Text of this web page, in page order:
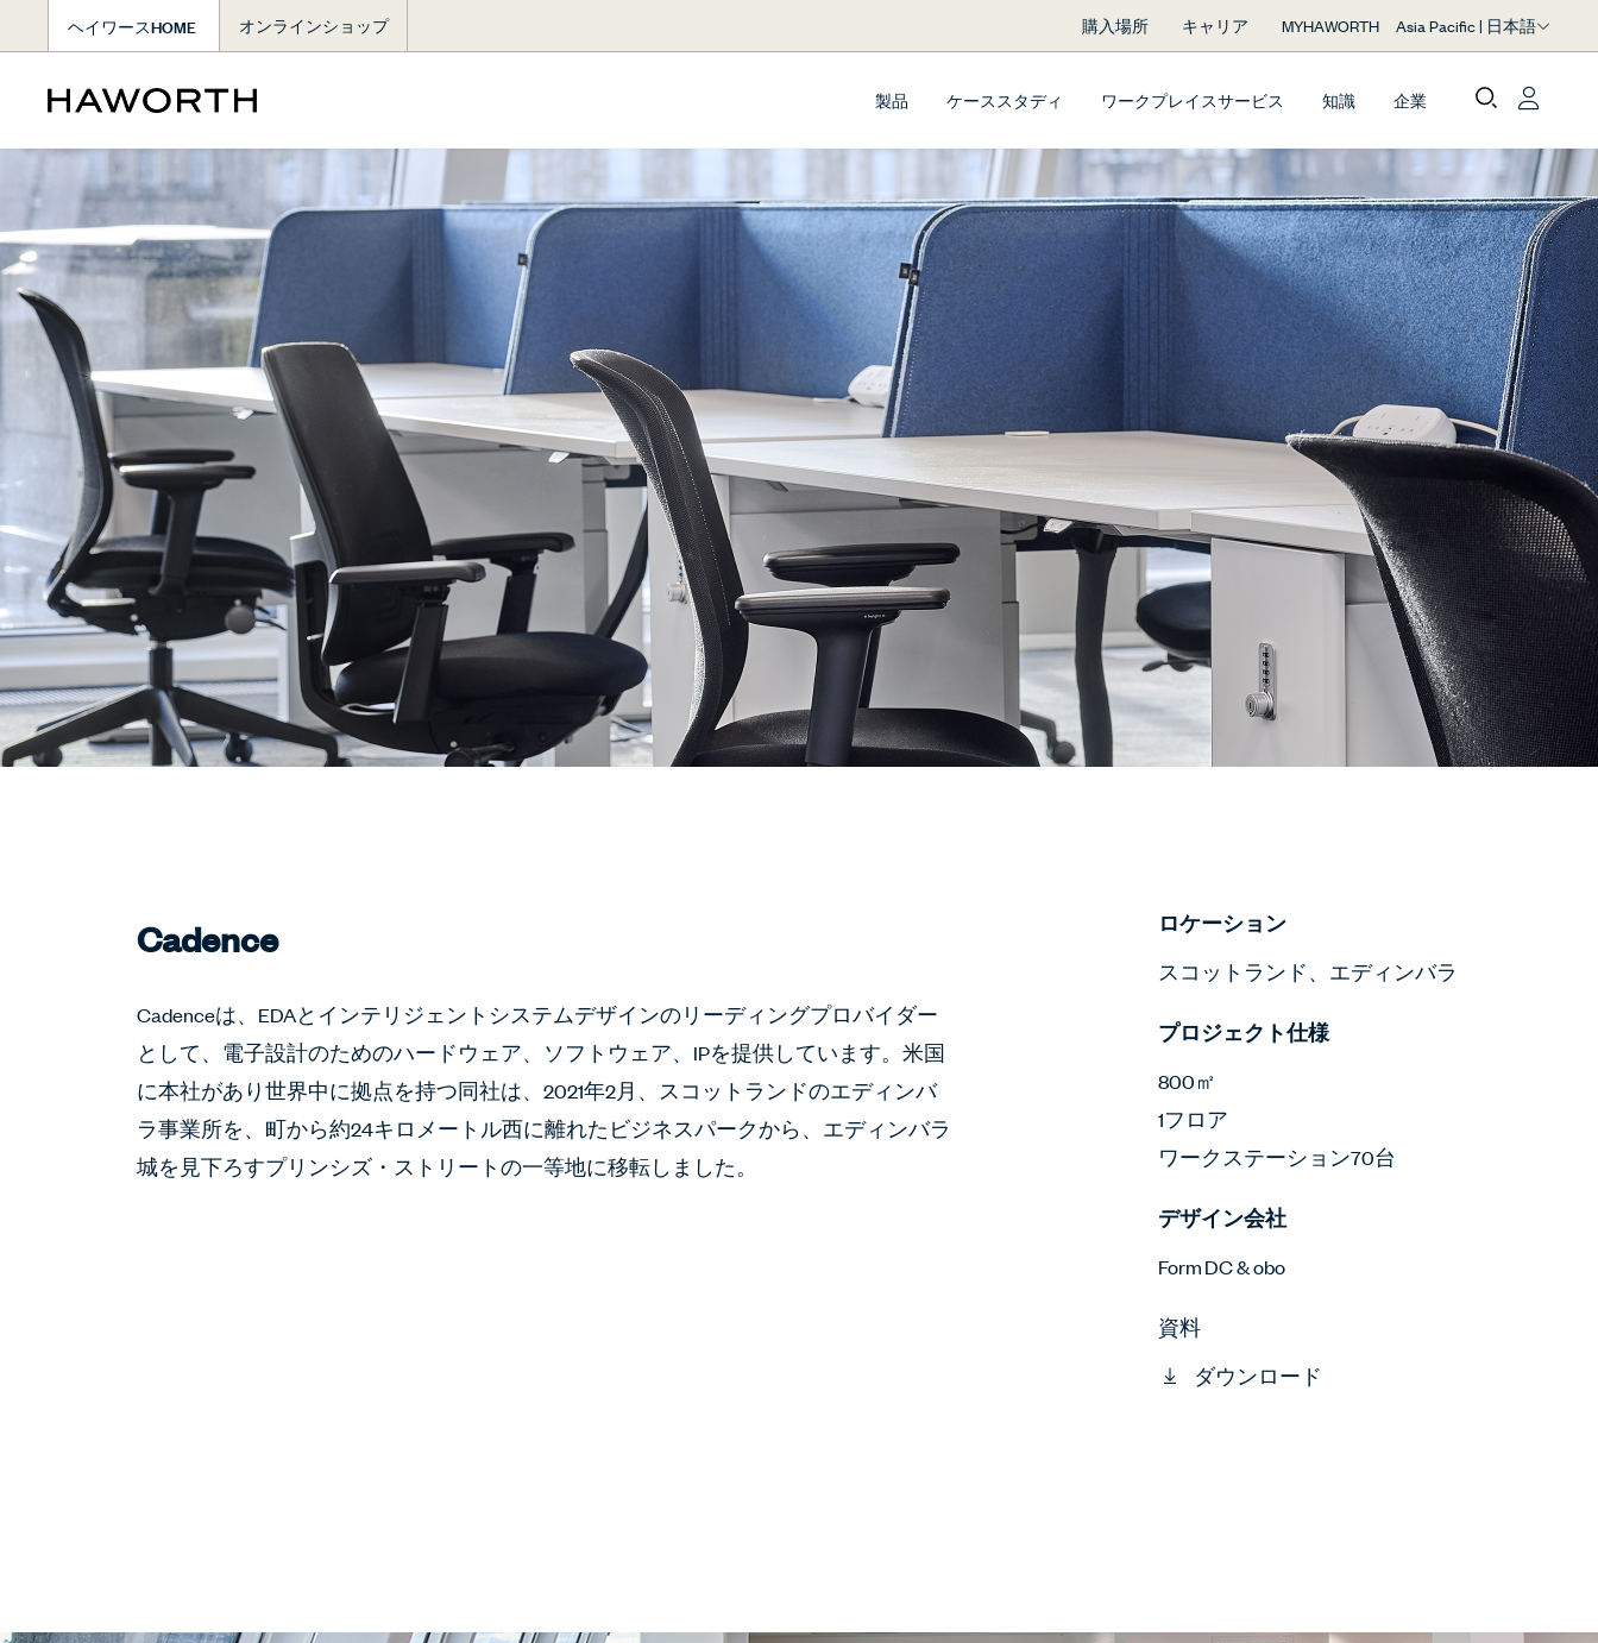
ヘイワースHOME オンラインショップ 購入場所 キャリア MYHAWORTH Asia Pacific | 日本語
製品 ケーススタディ ワークプレイスサービス 知識 企業
Cadence
Cadenceは、EDAとインテリジェントシステムデザインのリーディングプロバイダー
として、電子設計のためのハードウェア、ソフトウェア、IPを提供しています。米国
に本社があり世界中に拠点を持つ同社は、2021年2月、スコットランドのエディンバ
ラ事業所を、町から約24キロメートル西に離れたビジネスパークから、エディンバラ
城を見下ろすプリンシズ・ストリートの一等地に移転しました。
ロケーション
スコットランド、エディンバラ
プロジェクト仕様
800㎡
1フロア
ワークステーション70台
デザイン会社
Form DC & obo
資料
ダウンロード